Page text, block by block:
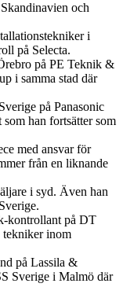
och
i
på Selecta.
på PE Teknik &
i samma stad där
på Panasonic
han fortsätter som
med ansvar för
från en liknande
i syd. Även han
kontrollant på DT
tekniker inom
på Lassila &
Sverige i Malmö där